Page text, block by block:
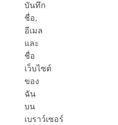
บันทึก
ชื่อ,
อีเมล
และ
ชื่อ
เว็บไซต์
ของ
ฉัน
บน
เบราว์เซอร์